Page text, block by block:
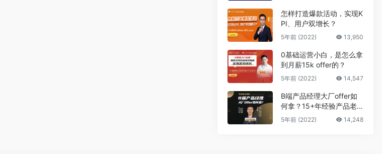
怎样打造爆款活动，实现K
PI、用户双增长？
5年前 (2022) 13,950
0基础运营小白，是怎么拿
到月薪15k offer的？
5年前 (2022) 14,547
B端产品经理大厂offer如
何拿？15+年经验产品老
司机告诉你答案
5年前 (2022) 14,248